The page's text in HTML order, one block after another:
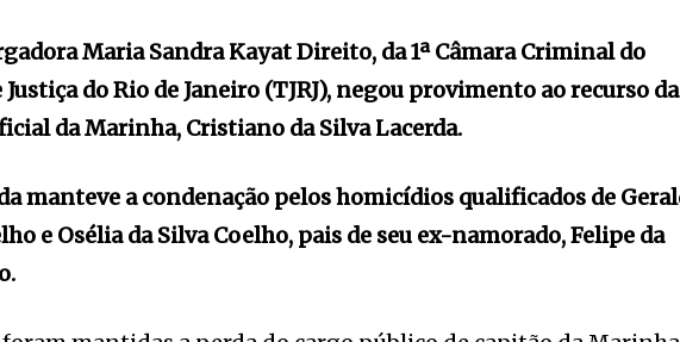
Maria Sandra Kayat Direito, da 1ª Câmara Criminal do
do Rio de Janeiro (TJRJ), negou provimento ao recurso da
da Marinha, Cristiano da Silva Lacerda.
manteve a condenação pelos homicídios qualificados de
e Osélia da Silva Coelho, pais de seu ex-namorado, Felipe da